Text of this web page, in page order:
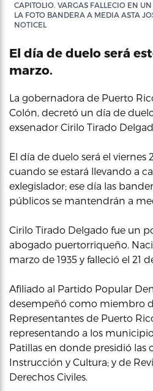
CAPITOLIO. VARGAS FALLECIO EN
LA FOTO BANDERA A MEDIA ASTA
NOTICEL
El día de duelo será
marzo.
La gobernadora de Puerto
Colón, decretó un día de
exsenador Cirilo Tirado
El día de duelo será el viernes
cuando se estará llevando a
exlegislador; ese día las
públicos se mantendrán a
Cirilo Tirado Delgado fue un
abogado puertorriqueño.
marzo de 1935 y falleció el 21
Afiliado al Partido Popular
desempeñó como miembro
Representantes de Puerto
representando a los
Patillas en donde presidió las
Instrucción y Cultura; y de
Derechos Civiles.